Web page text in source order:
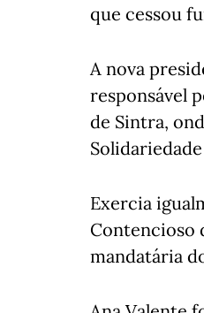
que cessou
A nova
responsável
de Sintra,
Exercia
Contencioso
mandatária